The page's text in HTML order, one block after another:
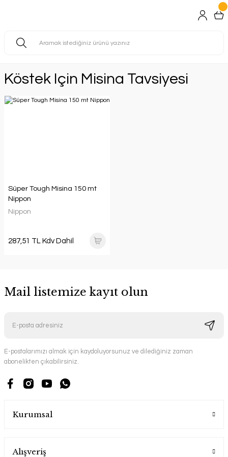
Köstek Için Misina Tavsiyesi
Süper Tough Misina 150 mt
Nippon
Nippon
287,51 TL Kdv Dahil
Mail listemize kayıt olun
E-postalarımızı almak için kaydoluyorsunuz ve dilediğiniz zaman
abonelikten çıkabilirsiniz.
Kurumsal
Alışveriş